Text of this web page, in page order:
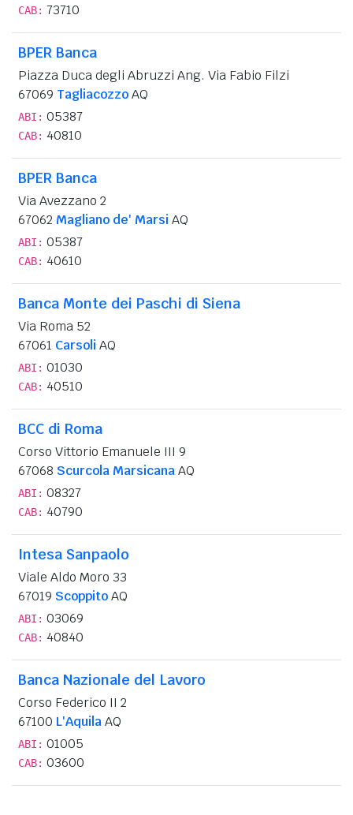
CAB: 73710
BPER Banca
Piazza Duca degli Abruzzi Ang. Via Fabio Filzi
67069 TagliacozzoAQ
ABI: 05387
CAB: 40810
BPER Banca
Via Avezzano 2
67062 Magliano de' Marsi AQ
ABI: 05387
CAB: 40610
Banca Monte dei Paschi di Siena
Via Roma 52
67061 Carsoli AQ
ABI: 01030
CAB: 40510
BCC di Roma
Corso Vittorio Emanuele III 9
67068 Scurcola MarsicanaAQ
ABI: 08327
CAB: 40790
Intesa Sanpaolo
Viale Aldo Moro 33
67019 ScoppitoAQ
ABI: 03069
CAB: 40840
Banca Nazionale del Lavoro
Corso Federico II 2
67100 L'AquilaAQ
ABI: 01005
CAB: 03600